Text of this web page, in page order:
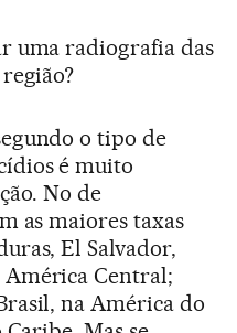
uma radiografia das
o tipo de
é muito
No de
as maiores taxas
El Salvador,
América Central;
na América do